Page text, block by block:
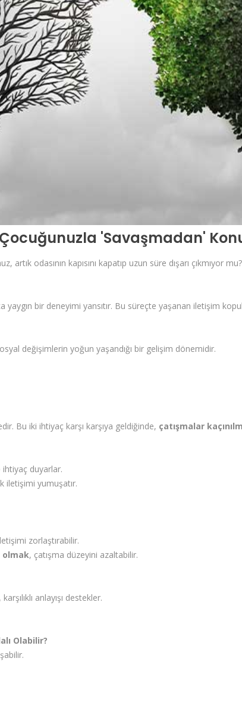
'Savaşmadan'
odasının kapısını kapatıp uzun süre dışarı çıkmıyor mu?
yaygın bir deneyimi yansıtır. Bu süreçte yaşanan iletişim
değişimlerin yoğun yaşandığı bir gelişim dönemidir.
Bu iki ihtiyaç karşı karşıya geldiğinde, çatışmalar
ihtiyaç duyarlar.
iletişimi yumuşatır.
zorlaştırabilir.
olmak, çatışma düzeyini azaltabilir.
anlayışı destekler.
Olabilir?